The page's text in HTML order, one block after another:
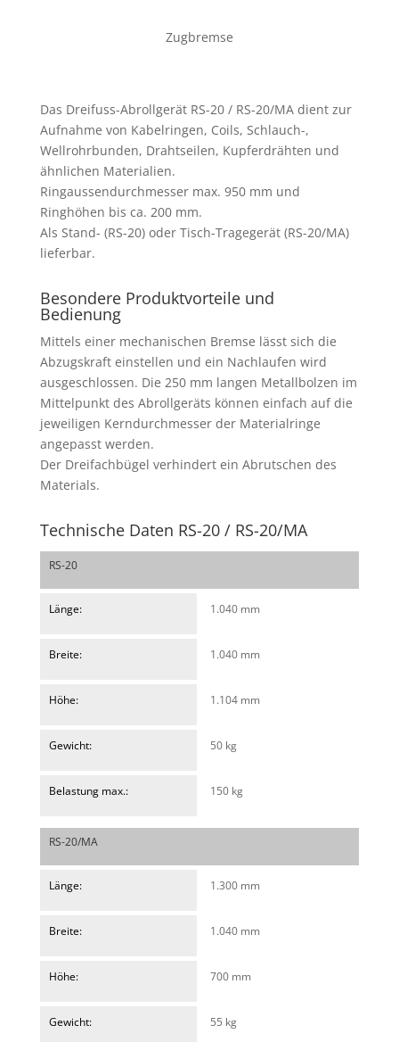
Zugbremse
Das Dreifuss-Abrollgerät RS-20 / RS-20/MA dient zur
Aufnahme von Kabelringen, Coils, Schlauch-,
Wellrohrbunden, Drahtseilen, Kupferdrähten und
ähnlichen Materialien.
Ringaussendurchmesser max. 950 mm und
Ringhöhen bis ca. 200 mm.
Als Stand- (RS-20) oder Tisch-Tragegerät (RS-20/MA)
lieferbar.
Besondere Produktvorteile und
Bedienung
Mittels einer mechanischen Bremse lässt sich die
Abzugskraft einstellen und ein Nachlaufen wird
ausgeschlossen. Die 250 mm langen Metallbolzen im
Mittelpunkt des Abrollgeräts können einfach auf die
jeweiligen Kerndurchmesser der Materialringe
angepasst werden.
Der Dreifachbügel verhindert ein Abrutschen des
Materials.
Technische Daten RS-20 / RS-20/MA
RS-20
Länge: 1.040 mm
Breite: 1.040 mm
Höhe: 1.104 mm
Gewicht: 50 kg
Belastung max.: 150 kg
RS-20/MA
Länge: 1.300 mm
Breite: 1.040 mm
Höhe: 700 mm
Gewicht: 55 kg